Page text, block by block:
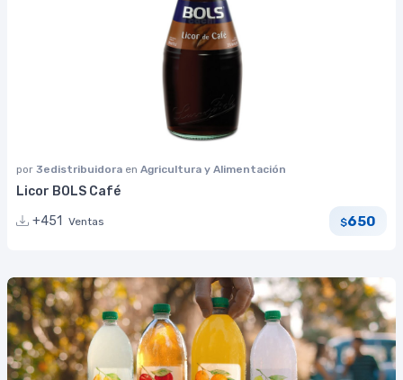
por 3edistribuidora en Agricultura y Alimentación
Licor BOLS Café
+451
Ventas $650